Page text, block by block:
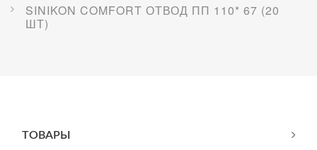
SINIKON COMFORT ОТВОД ПП 110* 67 (20
ШТ)
ТОВАРЫ